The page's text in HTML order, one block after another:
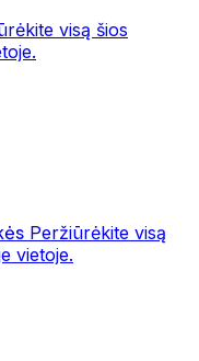
visą šios
Peržiūrėkite visą
vietoje.